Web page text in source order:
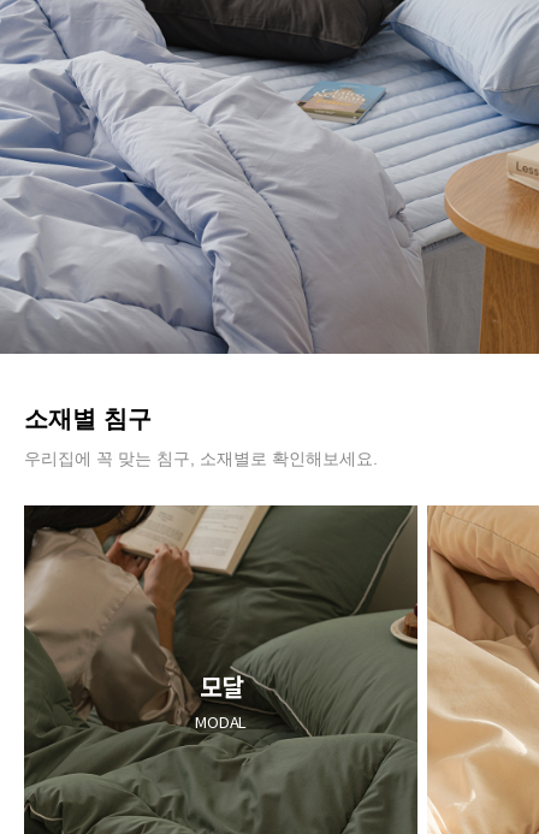
소재별 침구
우리집에 꼭 맞는 침구, 소재별로 확인해보세요.
모달
MODAL